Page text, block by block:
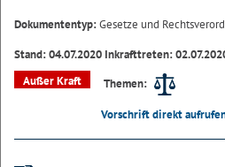
Dokumententyp:Gesetze und
Stand: 04.07.2020 Inkrafttreten:
Außer Kraft
Themen:
Vorschrift direkt